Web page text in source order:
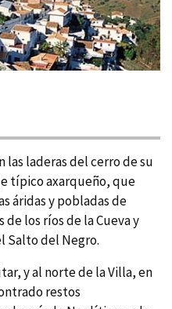
laderas del cerro de su
tí­pico axarqueño, que
áridas y pobladas de
los rí­os de la Cueva y
Salto del Negro.
y al norte de la Villa, en
restos